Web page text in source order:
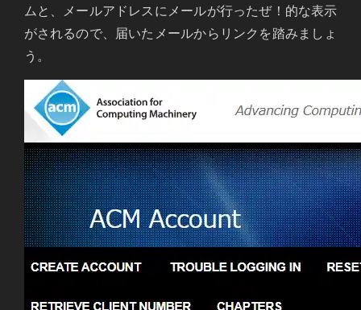
ムと、メールアドレスにメールが行ったぜ！的な表示
がされるので、届いたメールからリンクを踏みましょ
う。